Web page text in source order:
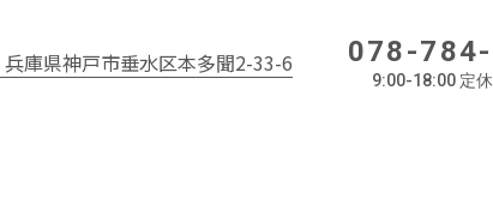
兵庫県神戸市垂水区本多聞2-33-6 078-
9:00-18:00 定